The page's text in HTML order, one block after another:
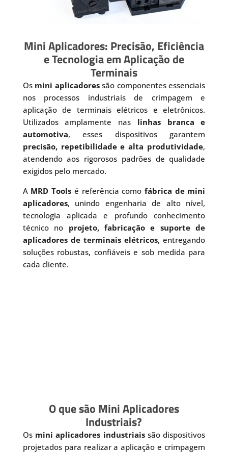
Mini Aplicadores: Precisão, Eficiência
e Tecnologia em Aplicação de
Terminais
Os mini aplicadoressão componentes essenciais
nos processos industriais de crimpagem e
aplicação de terminais elétricos e eletrônicos.
Utilizados amplamente nas linhas branca e
automotiva, esses dispositivos garantem
precisão, repetibilidade e alta produtividade,
atendendo aos rigorosos padrões de qualidade
exigidos pelo mercado.
A MRD Tools é referência como fábrica de mini
aplicadores, unindo engenharia de alto nível,
tecnologia aplicada e profundo conhecimento
técnico no projeto, fabricação e suporte de
aplicadores de terminais elétricos, entregando
soluções robustas, confiáveis e sob medida para
cada cliente.
O que são Mini Aplicadores
Industriais?
Os mini aplicadores industriaissão dispositivos
projetados para realizar a aplicação e crimpagem